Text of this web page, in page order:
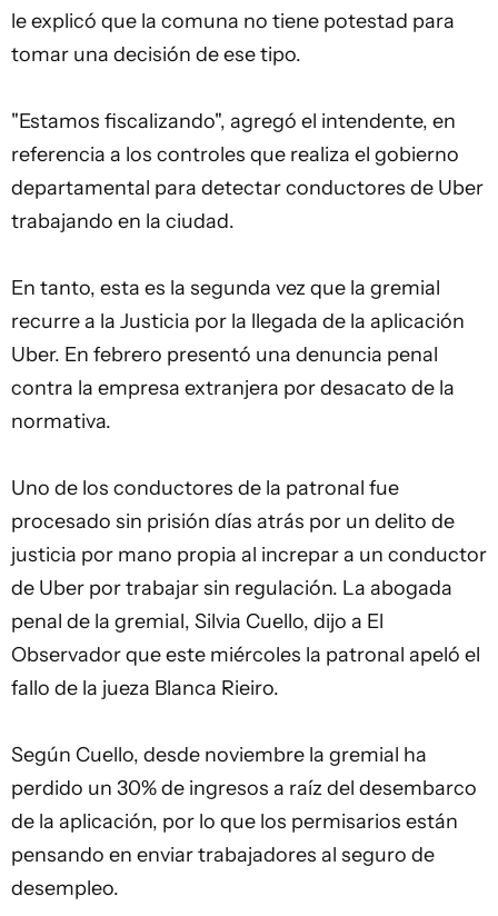
le explicó que la comuna no tiene potestad para
tomar una decisión de ese tipo.
"Estamos fiscalizando", agregó el intendente, en
referencia a los controles que realiza el gobierno
departamental para detectar conductores de Uber
trabajando en la ciudad.
En tanto, esta es la segunda vez que la gremial
recurre a la Justicia por la llegada de la aplicación
Uber. En febrero presentó una denuncia penal
contra la empresa extranjera por desacato de la
normativa.
Uno de los conductores de la patronal fue
procesado sin prisión días atrás por un delito de
justicia por mano propia al increpar a un conductor
de Uber por trabajar sin regulación. La abogada
penal de la gremial, Silvia Cuello, dijo a El
Observador que este miércoles la patronal apeló el
fallo de la jueza Blanca Rieiro.
Según Cuello, desde noviembre la gremial ha
perdido un 30% de ingresos a raíz del desembarco
de la aplicación, por lo que los permisarios están
pensando en enviar trabajadores al seguro de
desempleo.